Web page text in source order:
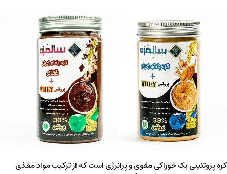
کره پروتئینی یک خوراکی مقوی و پرانرژی است که از ترکیب مواد مغذی